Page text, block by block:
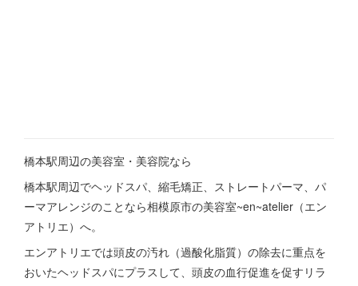
橋本駅周辺の美容室・美容院なら
橋本駅周辺でヘッドスパ、縮毛矯正、ストレートパーマ、パ
ーマアレンジのことなら相模原市の美容室~en~atelier（エン
アトリエ）へ。
エンアトリエでは頭皮の汚れ（過酸化脂質）の除去に重点を
おいたヘッドスパにプラスして、頭皮の血行促進を促すリラ